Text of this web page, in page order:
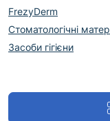
FrezyDerm
Стоматологічні
Засоби гігієни